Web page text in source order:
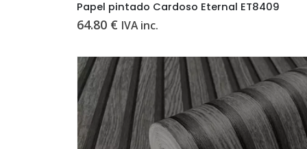
Papel pintado Cardoso Eternal ET8409
64.80 € IVA inc.